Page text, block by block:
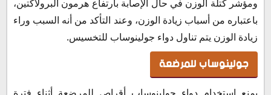
ومؤشر كتلة الوزن في حال الإصابة بارتفاع هرمون البرولاكتين،
باعتباره من أسباب زيادة الوزن، وعند التأكد من أنه السبب وراء
زيادة الوزن يتم تناول دواء جولينوساب للتخسيس.
جولينوساب للمرضعة